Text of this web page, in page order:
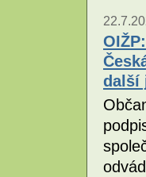
další